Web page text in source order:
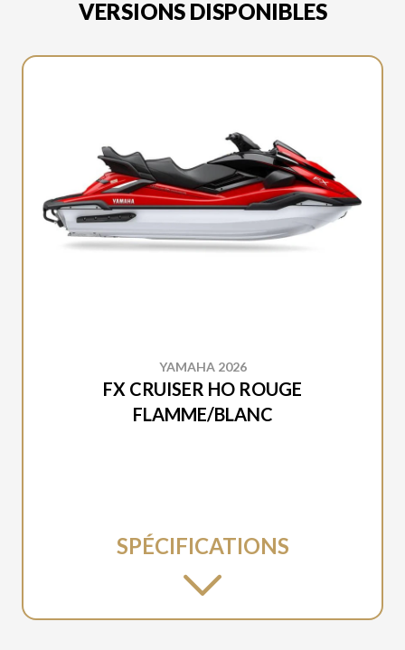
VERSIONS DISPONIBLES
YAMAHA 2026
FX CRUISER HO ROUGE
FLAMME/BLANC
SPÉCIFICATIONS